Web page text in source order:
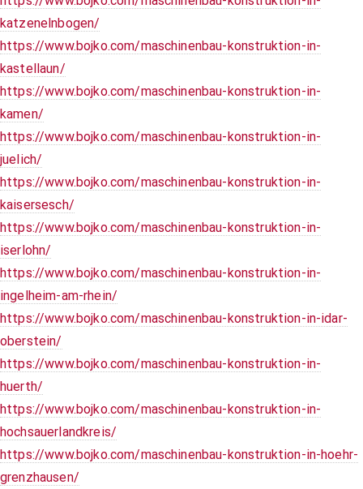
katzenelnbogen/
https://www.bojko.com/maschinenbau-konstruktion-in-
kastellaun/
https://www.bojko.com/maschinenbau-konstruktion-in-
kamen/
https://www.bojko.com/maschinenbau-konstruktion-in-
juelich/
https://www.bojko.com/maschinenbau-konstruktion-in-
kaisersesch/
https://www.bojko.com/maschinenbau-konstruktion-in-
iserlohn/
https://www.bojko.com/maschinenbau-konstruktion-in-
ingelheim-am-rhein/
https://www.bojko.com/maschinenbau-konstruktion-in-idar-
oberstein/
https://www.bojko.com/maschinenbau-konstruktion-in-
huerth/
https://www.bojko.com/maschinenbau-konstruktion-in-
hochsauerlandkreis/
https://www.bojko.com/maschinenbau-konstruktion-in-hoehr-
grenzhausen/